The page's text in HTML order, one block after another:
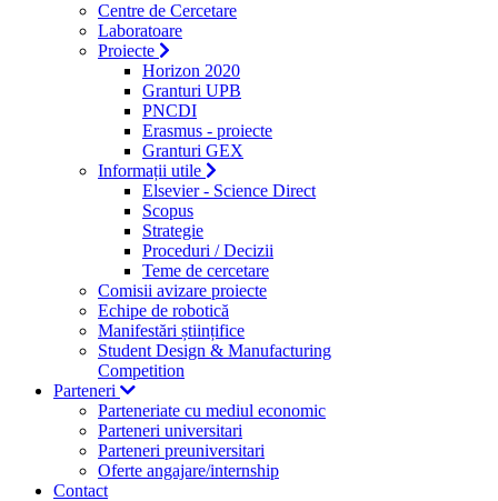
Centre de Cercetare
Laboratoare
Proiecte
Horizon 2020
Granturi UPB
PNCDI
Erasmus - proiecte
Granturi GEX
Informații utile
Elsevier - Science Direct
Scopus
Strategie
Proceduri / Decizii
Teme de cercetare
Comisii avizare proiecte
Echipe de robotică
Manifestări științifice
Student Design & Manufacturing
Competition
Parteneri
Parteneriate cu mediul economic
Parteneri universitari
Parteneri preuniversitari
Oferte angajare/internship
Contact